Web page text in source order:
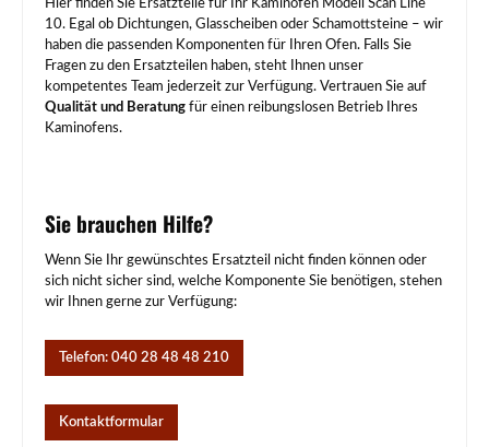
Hier finden Sie Ersatzteile für Ihr Kaminofen Modell Scan Line
10. Egal ob Dichtungen, Glasscheiben oder Schamottsteine – wir
haben die passenden Komponenten für Ihren Ofen. Falls Sie
Fragen zu den Ersatzteilen haben, steht Ihnen unser
kompetentes Team jederzeit zur Verfügung. Vertrauen Sie auf
Qualität und Beratung für einen reibungslosen Betrieb Ihres
Kaminofens.
Sie brauchen Hilfe?
Wenn Sie Ihr gewünschtes Ersatzteil nicht finden können oder
sich nicht sicher sind, welche Komponente Sie benötigen, stehen
wir Ihnen gerne zur Verfügung:
Telefon: 040 28 48 48 210
Kontaktformular